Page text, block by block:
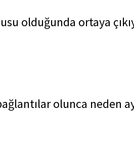
olduğunda ortaya
olunca neden